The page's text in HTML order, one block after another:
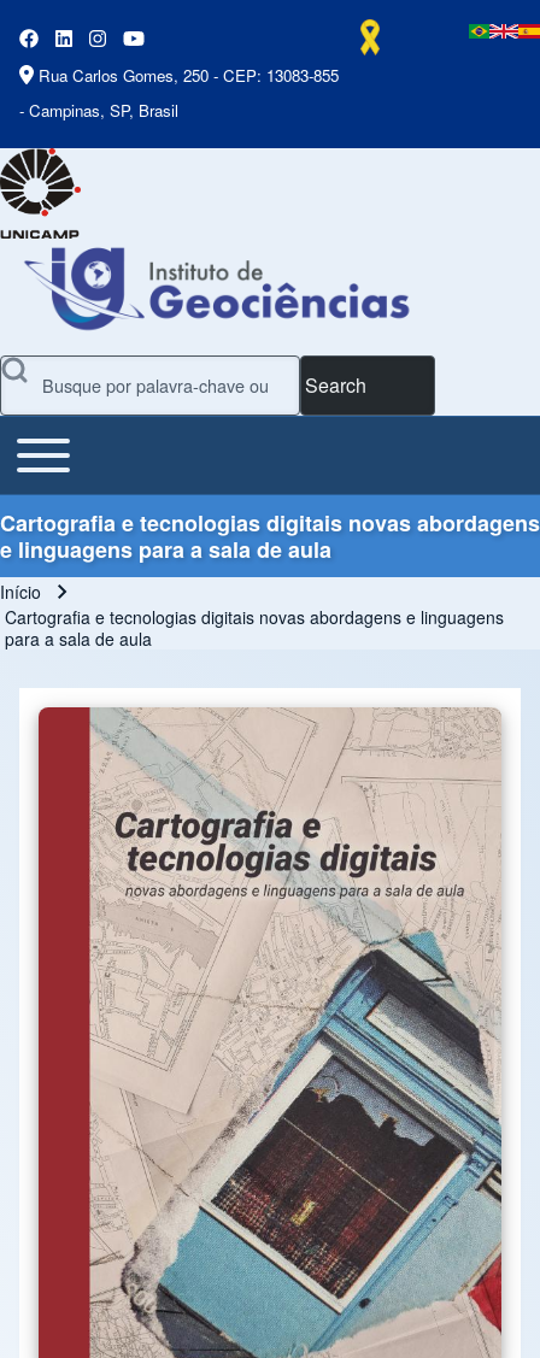
Rua Carlos Gomes, 250 - CEP: 13083-855
- Campinas, SP, Brasil
Search
Main Menu
Toggle main menu
Cartografia e tecnologias digitais novas abordagens
e linguagens para a sala de aula
Trilha de navegação
Início
Cartografia e tecnologias digitais novas abordagens e linguagens
para a sala de aula